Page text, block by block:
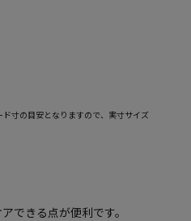
寸の目安となりますので、実寸サイズ
できる点が便利です。